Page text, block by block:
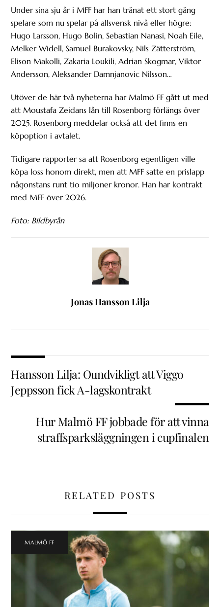
Under sina sju år i MFF har han tränat ett stort gäng
spelare som nu spelar på allsvensk nivå eller högre:
Hugo Larsson, Hugo Bolin, Sebastian Nanasi, Noah Eile,
Melker Widell, Samuel Burakovsky, Nils Zätterström,
Elison Makolli, Zakaria Loukili, Adrian Skogmar, Viktor
Andersson, Aleksander Damnjanovic Nilsson…
Utöver de här två nyheterna har Malmö FF gått ut med
att Moustafa Zeidans lån till Rosenborg förlängs över
2025. Rosenborg meddelar också att det finns en
köpoption i avtalet.
Tidigare rapporter sa att Rosenborg egentligen ville
köpa loss honom direkt, men att MFF satte en prislapp
någonstans runt tio miljoner kronor. Han har kontrakt
med MFF över 2026.
Foto: Bildbyrån
Jonas Hansson Lilja
Hansson Lilja: Oundvikligt att Viggo
Jeppsson fick A-lagskontrakt
Hur Malmö FF jobbade för att vinna
straffsparksläggningen i cupfinalen
RELATED POSTS
MALMÖ FF